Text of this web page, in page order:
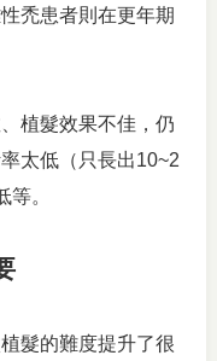
禿患者則在更年期
植髮效果不佳，仍
太低（只長出10~2
。
髮的難度提升了很